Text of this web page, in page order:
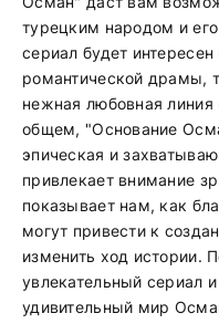
турецким народом и
сериал будет
романтической драмы,
нежная любовная
общем, "Основание
эпическая и
привлекает внимание
показывает нам, как
могут привести к
изменить ход истории.
увлекательный сериал
удивительный мир